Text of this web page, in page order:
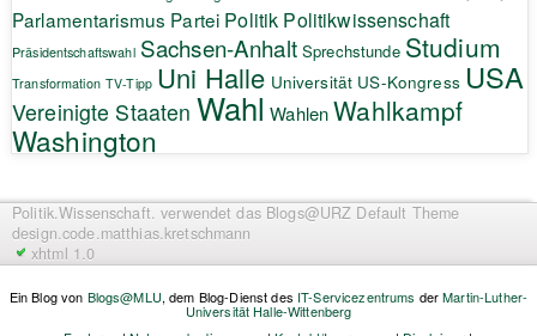
Parlamentarismus Partei Politik Politikwissenschaft
Präsidentschaftswahl Sachsen-Anhalt Sprechstunde Studium
Transformation TV-Tipp Uni Halle Universität US-Kongress USA
Vereinigte Staaten Wahl Wahlen Wahlkampf
Washington
Politik.Wissenschaft. verwendet das Blogs@URZ Default Theme
design.code. matthias.kretschmann
xhtml 1.0
Ein Blog von Blogs@MLU, dem Blog-Dienst des IT-Servicezentrums derMartin-Luther-
Universität Halle-Wittenberg